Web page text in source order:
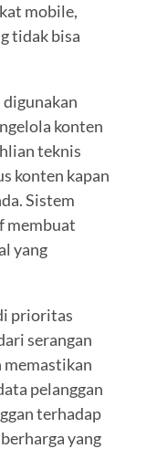
mobile,
tidak bisa
konten
teknis
konten kapan
Sistem
membuat
yang
prioritas
serangan
memastikan
pelanggan
terhadap
yang